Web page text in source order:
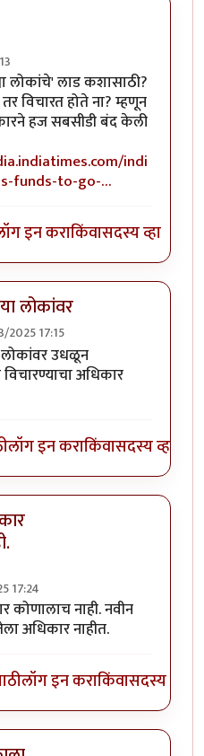
दिलेल्या सवलतीचाby
लोकांचे' लाड कशासाठी?
विचारत होते ना? म्हणून
हज सबसीडी बंद केली
indi
funds-to-go-…
इन कराकिंवासदस्य व्हा
लोकांवर
2025 17:15
माईसाहेब कुरसूंदीकर
लोकांवर उधळून
विचारण्याचा अधिकार
लॉग इन कराकिंवासदस्य व्हा
17:24
तिजोरी या लोकांवरby
कोणालाच नाही. नवीन
अधिकार नाहीत.
लॉग इन कराकिंवासदस्य व्हा